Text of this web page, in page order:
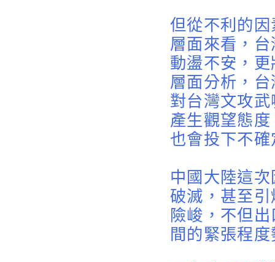
但從不利的
層面來看，
動盪不安，
層面分析，
對台灣文攻
產生觀望態
也會投下不
中國大陸這
破滅，甚至
險峻，不但
間的緊張程